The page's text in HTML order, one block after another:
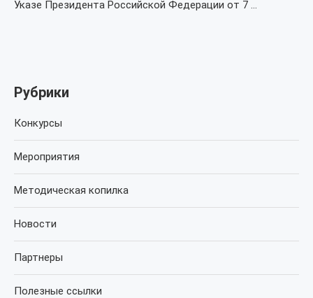
Указе Президента Российской Федерации от 7 …
Рубрики
Конкурсы
Мероприятия
Методическая копилка
Новости
Партнеры
Полезные ссылки